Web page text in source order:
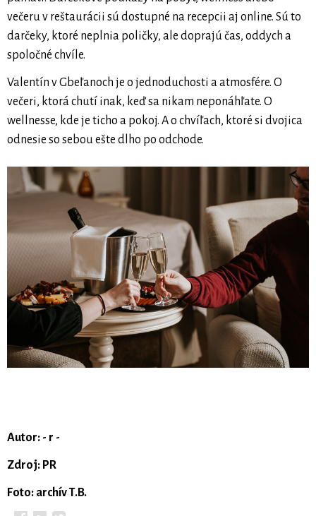
večeru v reštaurácii sú dostupné na recepcii aj online. Sú to
darčeky, ktoré neplnia poličky, ale doprajú čas, oddych a
spoločné chvíle.
Valentín v Gbeľanoch je o jednoduchosti a atmosfére. O
večeri, ktorá chutí inak, keď sa nikam neponáhľate. O
wellnesse, kde je ticho a pokoj. A o chvíľach, ktoré si dvojica
odnesie so sebou ešte dlho po odchode.
Autor: - r -
Zdroj: PR
Foto: archív T.B.